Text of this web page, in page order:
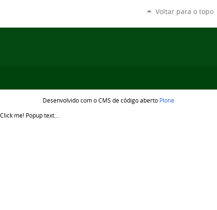
Voltar para o topo
Desenvolvido com o CMS de código aberto Plone
Click me! Popup text...